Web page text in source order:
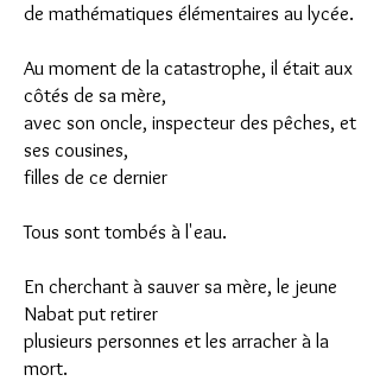
de mathématiques élémentaires au lycée.
Au moment de la catastrophe, il était aux
côtés de sa mère,
avec son oncle, inspecteur des pêches, et
ses cousines,
filles de ce dernier
Tous sont tombés à l'eau.
En cherchant à sauver sa mère, le jeune
Nabat put retirer
plusieurs personnes et les arracher à la
mort.